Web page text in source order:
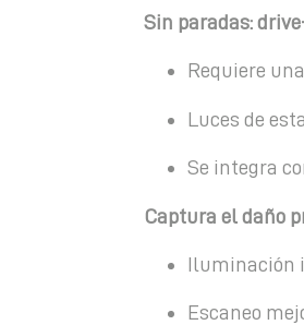
Sin paradas:
Requiere
Luces de
Se integra
Captura el daño
Iluminación
Escaneo